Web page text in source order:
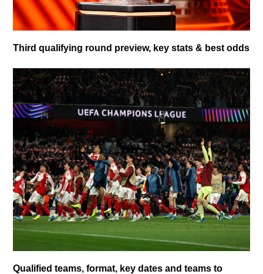
Third qualifying round preview, key stats & best odds
Qualified teams, format, key dates and teams to